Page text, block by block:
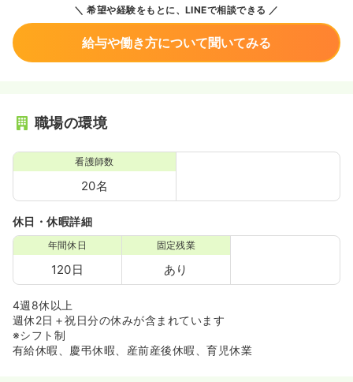
希望や経験をもとに、LINEで相談できる
給与や働き方について聞いてみる
職場の環境
看護師数
20名
休日・休暇詳細
年間休日
120日
固定残業
あり
4週8休以上
週休2日＋祝日分の休みが含まれています
※シフト制
有給休暇、慶弔休暇、産前産後休暇、育児休業